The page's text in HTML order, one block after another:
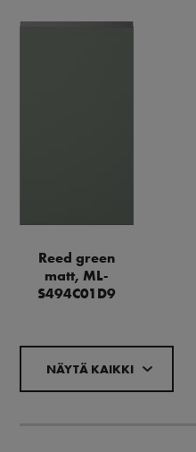
Reed green
matt, ML-
S494C01D9
NÄYTÄ KAIKKI